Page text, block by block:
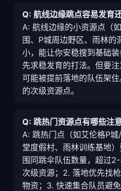
Q: 航线边缘跳点容易发育
A: 航线边缘的小资源点（
围、P城周边野区、雨林的
小，能让你安稳搜到基础
先求稳发育的打法。但要
可能被提前落地的队伍架
的次级资源点。
Q: 跳热门资源点有哪些注
A: 跳热门点（如艾伦格P
堂度假村、雨林训练基地
围同跳伞队伍数量，超过
次级资源；2. 落地优先找
物资；3. 快速集合队员避